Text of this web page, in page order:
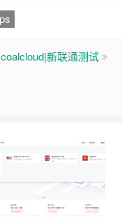
coalcloud|新联通测试